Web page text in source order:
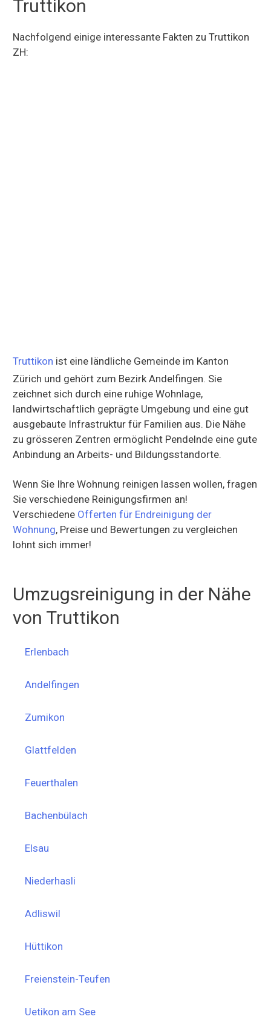
Truttikon
Nachfolgend einige interessante Fakten zu Truttikon
ZH:
Truttikon ist eine ländliche Gemeinde im Kanton
Zürich und gehört zum Bezirk Andelfingen. Sie
zeichnet sich durch eine ruhige Wohnlage,
landwirtschaftlich geprägte Umgebung und eine gut
ausgebaute Infrastruktur für Familien aus. Die Nähe
zu grösseren Zentren ermöglicht Pendelnde eine gute
Anbindung an Arbeits- und Bildungsstandorte.
Wenn Sie Ihre Wohnung reinigen lassen wollen, fragen
Sie verschiedene Reinigungsfirmen an!
Verschiedene Offerten für Endreinigung der
Wohnung, Preise und Bewertungen zu vergleichen
lohnt sich immer!
Umzugsreinigung in der Nähe
von Truttikon
Erlenbach
Andelfingen
Zumikon
Glattfelden
Feuerthalen
Bachenbülach
Elsau
Niederhasli
Adliswil
Hüttikon
Freienstein-Teufen
Uetikon am See